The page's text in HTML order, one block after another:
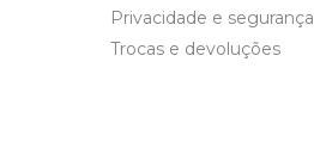
Privacidade e segurança
Trocas e devoluções